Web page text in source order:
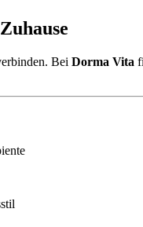
Bei Dorma Vita